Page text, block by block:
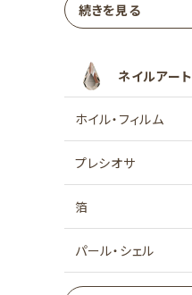
続きを見る
ネイルアート
ホイル・フィルム
プレシオサ
箔
パール・シェル